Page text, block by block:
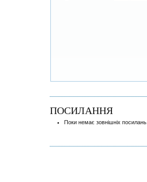
ПОСИЛАННЯ
Поки немає зовнішніх посилань.